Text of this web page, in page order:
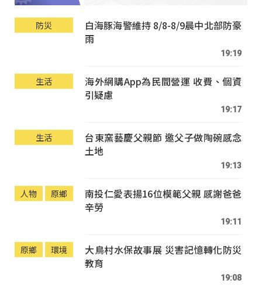
防災
白海豚海警維持 8/8-8/9晨中北部防豪
雨
19:19
生活
海外網購App為民間營運 收費、個資
引疑慮
19:17
生活
台東窯藝慶父親節 邀父子做陶碗感念
土地
19:13
人物 原鄉
南投仁愛表揚16位模範父親 感謝爸爸
辛勞
19:11
原鄉 環境
大鳥村水保故事展 災害記憶轉化防災
教育
19:08